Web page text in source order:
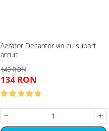
Aerator Decantor vin cu suport
arcuit
149 RON
134 RON